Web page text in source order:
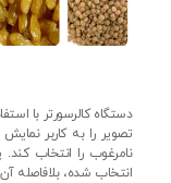
دستگاه کالرسورتر با
تصویر را به کاربر
نامرغوب را انتخاب
انتخاب شده، بلافاصله